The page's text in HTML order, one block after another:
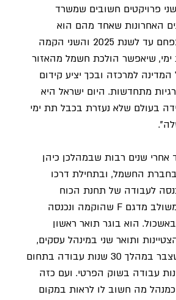
פרויקטים חשובים שמשרד
האחרונות שאחד מהם הוא
הפסקת השימוש בפחם עד לשנת 2025 והשני הקמה
שיאפשר הולכת חשמל מהאזור
המדינה למרכזה ובכך יציע קידום
מתחדשות. היום ישראל היא
בעולם שלא נעזרת בכבל תת ימי
אחרי שנים רבות שבמהלכן כיהן
החשמל, ובתחילת דרכו
לעבודה של תחנת הכוח
הראשונה במחזור משולב מדגם F שהוקמה ונכנסה
הוא בוגר תואר ראשון
ותואר שני במינהל עסקים,
עם ידע וניסיון רב שצבר במהלך 30 שנות עבודה בתחום
ובהן 13 שנות עבודה בשוק הפרטי. ועם כזה
מה חשוב לו לראות במקום